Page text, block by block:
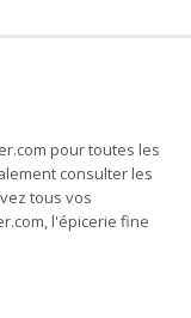
pour toutes les
consulter les
tous vos
, l'épicerie fine